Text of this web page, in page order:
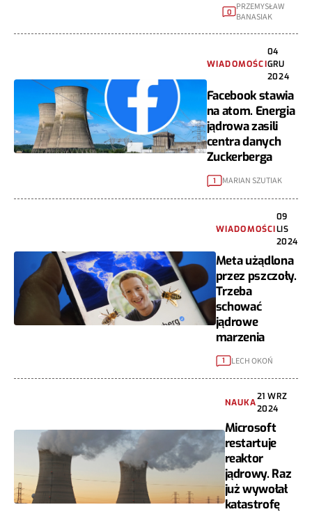
0
PRZEMYSŁAW
BANASIAK
WIADOMOŚCI
04
GRU
2024
Facebook stawia
na atom. Energia
jądrowa zasili
centra danych
Zuckerberga
1 MARIAN SZUTIAK
WIADOMOŚCI
09
LIS
2024
Meta użądlona
przez pszczoły.
Trzeba
schować
jądrowe
marzenia
1 LECH OKOŃ
NAUKA
21 WRZ
2024
Microsoft
restartuje
reaktor
jądrowy. Raz
już wywołał
katastrofę